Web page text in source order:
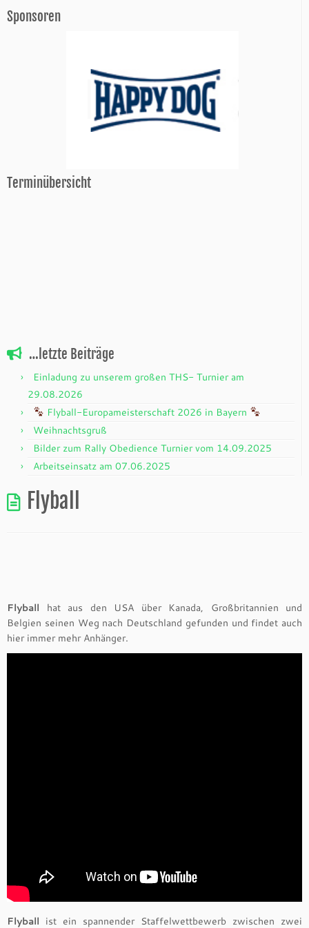
Sponsoren
Terminübersicht
…letzte Beiträge
Einladung zu unserem großen THS- Turnier am
29.08.2026
Flyball-Europameisterschaft 2026 in Bayern
Weihnachtsgruß
Bilder zum Rally Obedience Turnier vom 14.09.2025
Arbeitseinsatz am 07.06.2025
Flyball
Flyball hat aus den USA über Kanada, Großbritannien und
Belgien seinen Weg nach Deutschland gefunden und findet auch
hier immer mehr Anhänger.
Flyball ist ein spannender Staffelwettbewerb zwischen zwei